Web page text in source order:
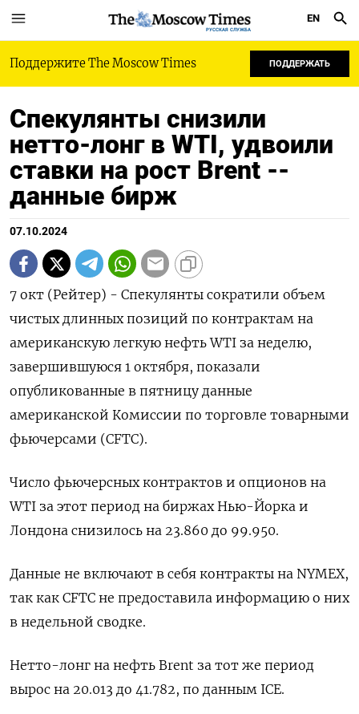
РУССКАЯ СЛУЖБА
EN
Поддержите The Moscow Times ПОДДЕРЖАТЬ
Спекулянты снизили
нетто-лонг в WTI, удвоили
ставки на рост Brent --
данные бирж
07.10.2024
7 окт (Рейтер) - Спекулянты сократили объем
чистых длинных позиций по контрактам на
американскую легкую нефть WTI за неделю,
завершившуюся 1 октября, показали
опубликованные в пятницу данные
американской Комиссии по торговле товарными
фьючерсами (CFTC).
Число фьючерсных контрактов и опционов на
WTI за этот период на биржах Нью-Йорка и
Лондона снизилось на 23.860 до 99.950.
Данные не включают в себя контракты на NYMEX,
так как CFTC не предоставила информацию о них
в недельной сводке.
Нетто-лонг на нефть Brent за тот же период
вырос на 20.013 до 41.782, по данным ICE.